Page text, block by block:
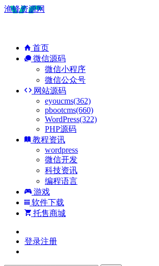
渔锋资源网
首页
微信源码
微信小程序
微信公众号
网站源码
eyoucms(362)
pbootcms(660)
WordPress(322)
PHP源码
教程资讯
wordpress
微信开发
科技资讯
编程语言
游戏
软件下载
托售商城
登录注册